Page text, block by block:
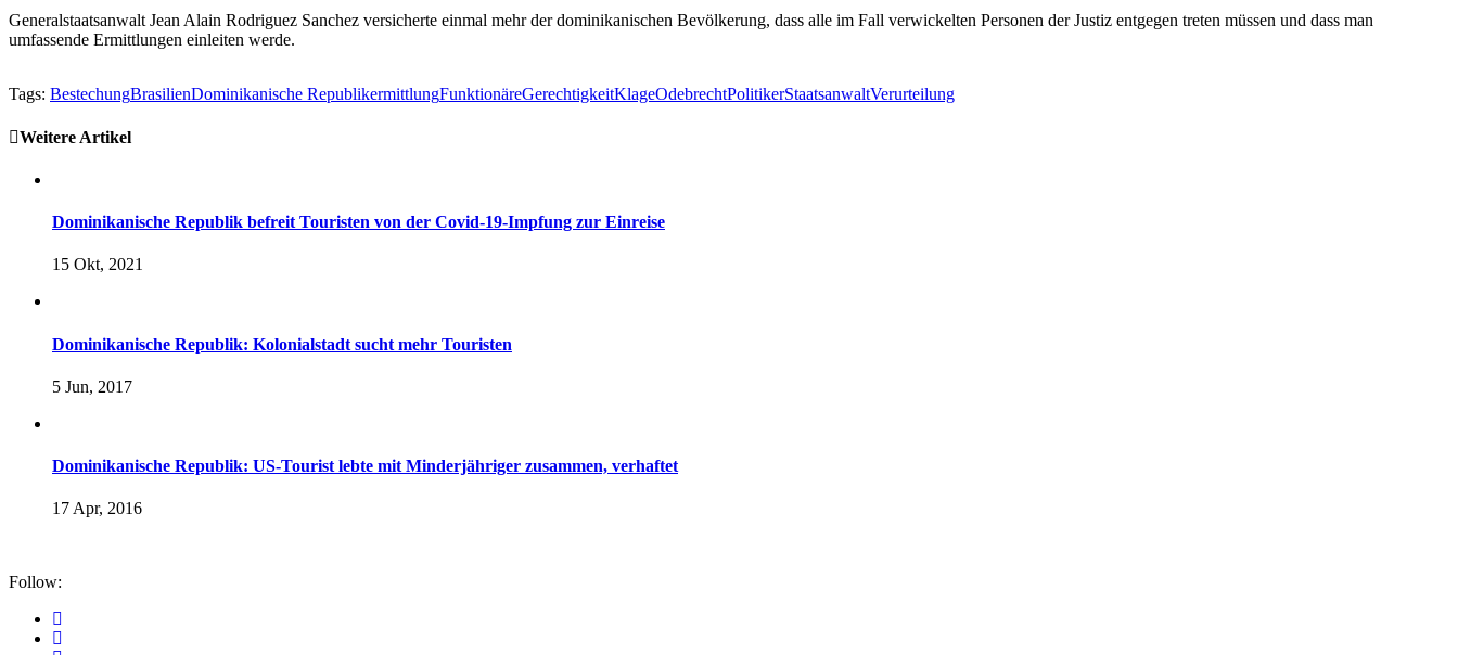
Generalstaatsanwalt Jean Alain Rodriguez Sanchez versicherte einmal mehr der dominikanischen Bevölkerung, dass alle im Fall verwickelten Personen der Justiz entgegen treten müssen und dass man
umfassende Ermittlungen einleiten werde.
Tags: BestechungBrasilienDominikanische RepublikermittlungFunktionäreGerechtigkeitKlageOdebrechtPolitikerStaatsanwaltVerurteilung
Weitere Artikel
Dominikanische Republik befreit Touristen von der Covid-19-Impfung zur Einreise
15 Okt, 2021
Dominikanische Republik: Kolonialstadt sucht mehr Touristen
5 Jun, 2017
Dominikanische Republik: US-Tourist lebte mit Minderjähriger zusammen, verhaftet
17 Apr, 2016
Follow: